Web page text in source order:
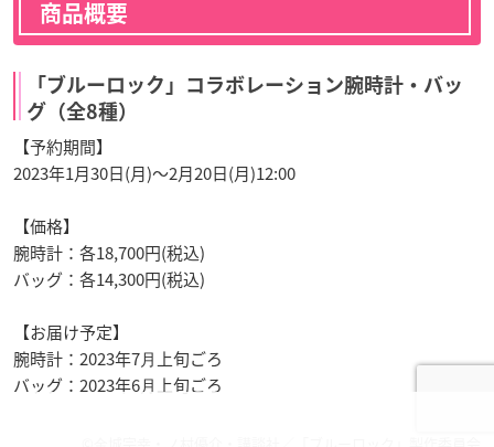
商品概要
「ブルーロック」コラボレーション腕時計・バッ
グ（全8種）
【予約期間】
2023年1月30日(月)〜2月20日(月)12:00
【価格】
腕時計：各18,700円(税込)
バッグ：各14,300円(税込)
【お届け予定】
腕時計：2023年7⽉上旬ごろ
バッグ：2023年6⽉上旬ごろ